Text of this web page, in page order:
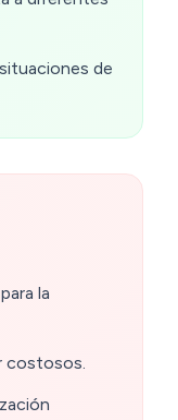
de
la
costosos.